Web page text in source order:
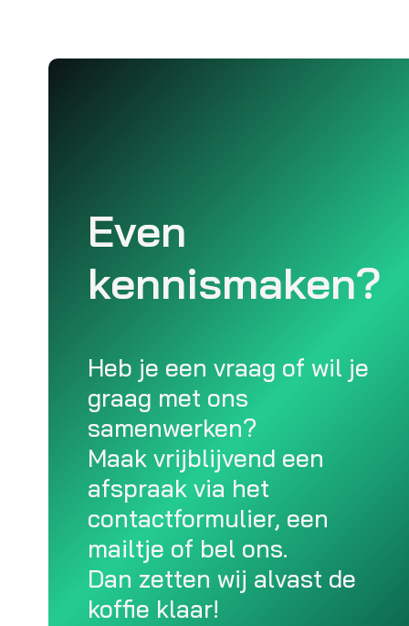
Even
kennismaken?
Heb je een vraag of wil je
graag met ons
samenwerken?
Maak vrijblijvend een
afspraak via het
contactformulier, een
mailtje of bel ons.
Dan zetten wij alvast de
koffie klaar!